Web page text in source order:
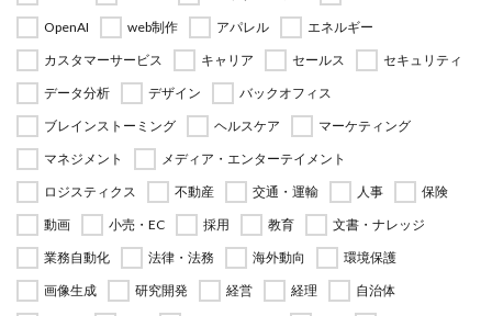
OpenAI
web制作 アパレル
エネルギー
カスタマーサービス
キャリア セールス
セキュリティ
データ分析
デザイン
バックオフィス
ブレインストーミング
ヘルスケア
マーケティング
マネジメント
メディア・エンターテイメント
ロジスティクス
不動産 交通・運輸 人事
保険
動画
小売・EC 採用 教育
文書・ナレッジ
業務自動化
法律・法務 海外動向
環境保護
画像生成
研究開発 経営 経理
自治体